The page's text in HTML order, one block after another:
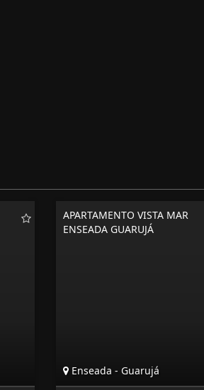
APARTAMENTO VISTA MAR
ENSEADA GUARUJÁ
Enseada - Guarujá